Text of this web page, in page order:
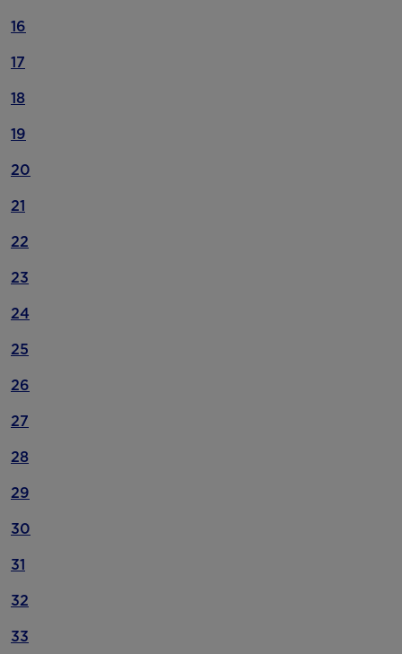
16
17
18
19
20
21
22
23
24
25
26
27
28
29
30
31
32
33